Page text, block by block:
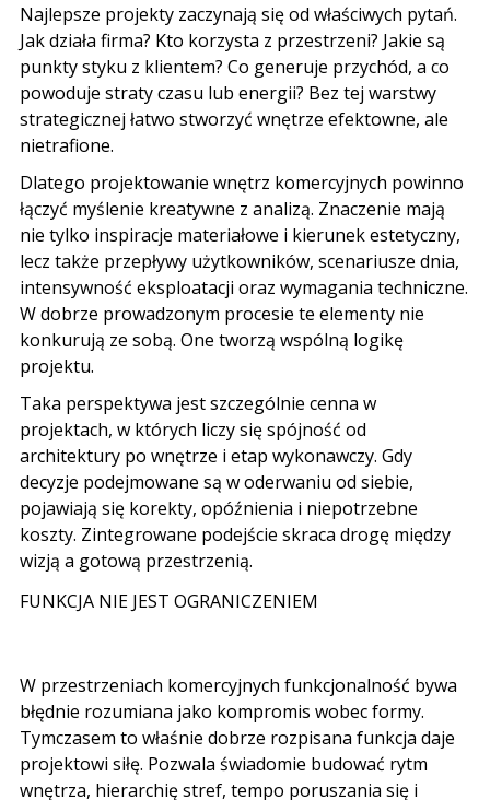
Najlepsze projekty zaczynają się od właściwych pytań.
Jak działa firma? Kto korzysta z przestrzeni? Jakie są
punkty styku z klientem? Co generuje przychód, a co
powoduje straty czasu lub energii? Bez tej warstwy
strategicznej łatwo stworzyć wnętrze efektowne, ale
nietrafione.
Dlatego projektowanie wnętrz komercyjnych powinno
łączyć myślenie kreatywne z analizą. Znaczenie mają
nie tylko inspiracje materiałowe i kierunek estetyczny,
lecz także przepływy użytkowników, scenariusze dnia,
intensywność eksploatacji oraz wymagania techniczne.
W dobrze prowadzonym procesie te elementy nie
konkurują ze sobą. One tworzą wspólną logikę
projektu.
Taka perspektywa jest szczególnie cenna w
projektach, w których liczy się spójność od
architektury po wnętrze i etap wykonawczy. Gdy
decyzje podejmowane są w oderwaniu od siebie,
pojawiają się korekty, opóźnienia i niepotrzebne
koszty. Zintegrowane podejście skraca drogę między
wizją a gotową przestrzenią.
FUNKCJA NIE JEST OGRANICZENIEM
W przestrzeniach komercyjnych funkcjonalność bywa
błędnie rozumiana jako kompromis wobec formy.
Tymczasem to właśnie dobrze rozpisana funkcja daje
projektowi siłę. Pozwala świadomie budować rytm
wnętrza, hierarchię stref, tempo poruszania się i